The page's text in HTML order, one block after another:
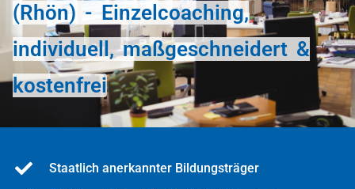
(Rhön) - Einzelcoaching,
individuell, maßgeschneidert &
kostenfrei
Staatlich anerkannter Bildungsträger